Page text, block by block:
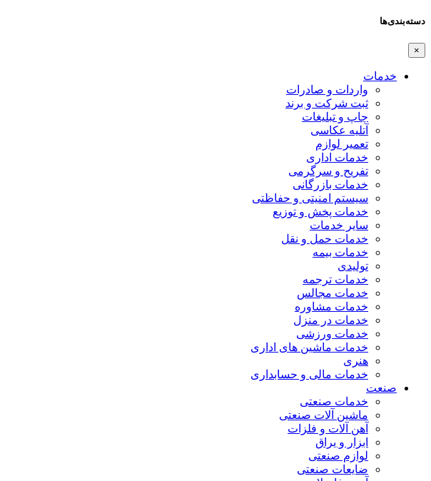
دسته‌بندی‌ها
×
خدمات
واردات و صادرات
ثبت شرکت و برند
چاپ و تبلیغات
آتلیه عکاسی
تعمیر لوازم
خدمات اداری
تفریح و سرگرمی
خدمات بازرگانی
سیستم امنیتی و حفاظتی
خدمات پخش و توزیع
سایر خدمات
خدمات حمل و نقل
خدمات بیمه
تولیدی
خدمات ترجمه
خدمات مجالس
خدمات مشاوره
خدمات در منزل
خدمات ورزشی
خدمات ماشین های اداری
هنری
خدمات مالی و حسابداری
صنعت
خدمات صنعتی
ماشین آلات صنعتی
آهن آلات و فلزات
ابزار و یراق
لوازم صنعتی
ضایعات صنعتی